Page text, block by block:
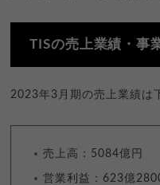
TISの売上業績・事
2023年3月期の売上業績は
売上高：5084億円
営業利益：623億